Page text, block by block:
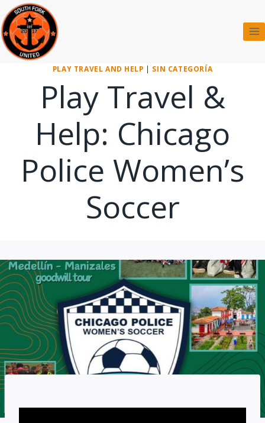
Saltar
al
contenido
PLAY TRAVEL AND HELP | SIN CATEGORÍA
Play Travel &
Help: Chicago
Police Women’s
Soccer